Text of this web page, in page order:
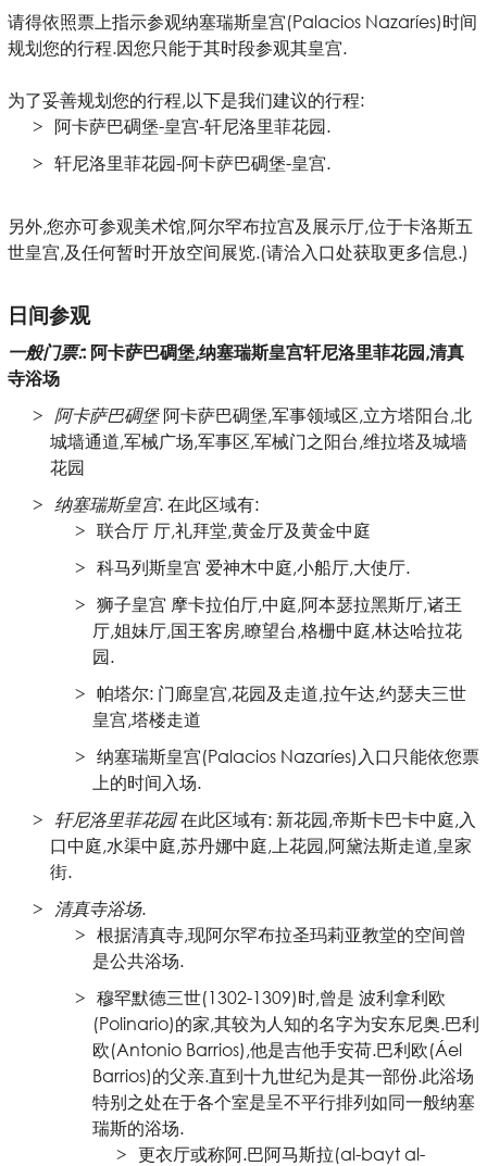
请得依照票上指示参观纳塞瑞斯皇宫(Palacios Nazaríes)时间
规划您的行程.因您只能于其时段参观其皇宫.
为了妥善规划您的行程,以下是我们建议的行程:
阿卡萨巴碉堡-皇宫-轩尼洛里菲花园.
轩尼洛里菲花园-阿卡萨巴碉堡-皇宫.
另外,您亦可参观美术馆,阿尔罕布拉宫及展示厅,位于卡洛斯五
世皇宫,及任何暂时开放空间展览.(请洽入口处获取更多信息.)
日间参观
一般门票:: 阿卡萨巴碉堡,纳塞瑞斯皇宫轩尼洛里菲花园,清真
寺浴场
阿卡萨巴碉堡阿卡萨巴碉堡,军事领域区,立方塔阳台,北
城墙通道,军械广场,军事区,军械门之阳台,维拉塔及城墙
花园
纳塞瑞斯皇宫. 在此区域有:
联合厅 厅,礼拜堂,黄金厅及黄金中庭
科马列斯皇宫 爱神木中庭,小船厅,大使厅.
狮子皇宫 摩卡拉伯厅,中庭,阿本瑟拉黑斯厅,诸王
厅,姐妹厅,国王客房,瞭望台,格栅中庭,林达哈拉花
园.
帕塔尔: 门廊皇宫,花园及走道,拉午达,约瑟夫三世
皇宫,塔楼走道
纳塞瑞斯皇宫(Palacios Nazaríes)入口只能依您票
上的时间入场.
轩尼洛里菲花园在此区域有: 新花园,帝斯卡巴卡中庭,入
口中庭,水渠中庭,苏丹娜中庭,上花园,阿黛法斯走道,皇家
街.
清真寺浴场.
根据清真寺,现阿尔罕布拉圣玛莉亚教堂的空间曾
是公共浴场.
穆罕默德三世(1302-1309)时,曾是 波利拿利欧
(Polinario)的家,其较为人知的名字为安东尼奥.巴利
欧(Antonio Barrios),他是吉他手安荷.巴利欧(Áel
Barrios)的父亲.直到十九世纪为是其一部份.此浴场
特别之处在于各个室是呈不平行排列如同一般纳塞
瑞斯的浴场.
更衣厅或称阿.巴阿马斯拉(al-bayt al-